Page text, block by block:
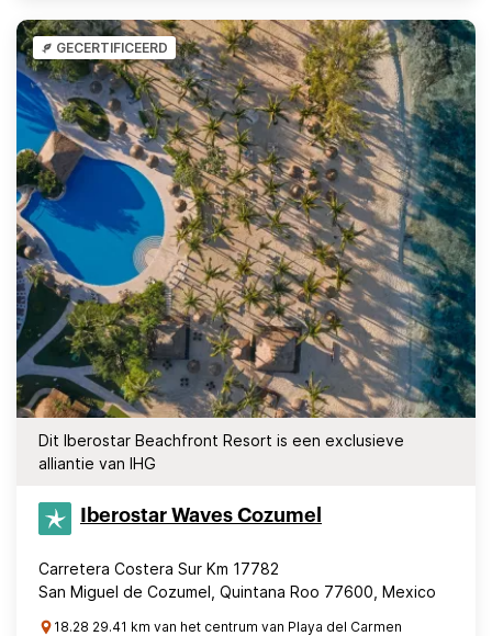
GECERTIFICEERD
Dit Iberostar Beachfront Resort is een exclusieve
alliantie van IHG
Iberostar Waves Cozumel
Carretera Costera Sur Km 17782
San Miguel de Cozumel, Quintana Roo 77600, Mexico
18.28 29.41 km van het centrum van Playa del Carmen